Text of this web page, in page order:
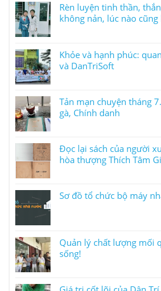
Rèn luyện tinh thần,
không nản, lúc nào
Khỏe và hạnh phúc:
và DanTriSoft
Tản mạn chuyện tháng
gà, Chính danh
Đọc lại sách của người
hòa thượng Thích Tâm
Sơ đồ tổ chức bộ máy
Quản lý chất lượng mối
sống!